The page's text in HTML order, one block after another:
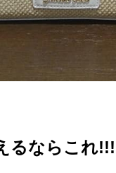
るならこれ!!!